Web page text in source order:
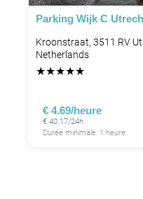
Parking Wijk C
Kroonstraat, 3511 RV
Netherlands
★★★★★
€ 4.69/heure
€ 40.17/24h
Durée minimale: 1 heure